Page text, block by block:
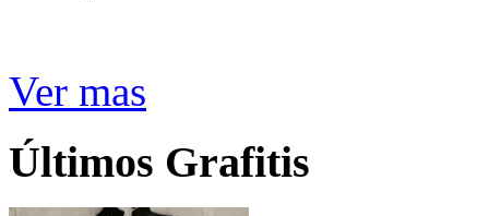
Ver mas
Últimos Grafitis